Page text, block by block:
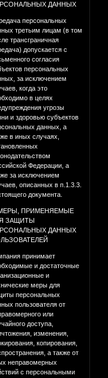
ДАННЫХ
персональных
третьим лицам (в том
трансграничная
допускается с
согласия
персональных
за исключением
когда это
в целях
угрозы
и здоровью субъектов
данных, а
в иных случаях,
Федерации, а
за исключением
описанных в п.1.3.3.
документа.
ПРИМЕНЯЕМЫЕ
ЗАЩИТЫ
ДАННЫХ
принимает
и достаточные
и
меры для
персональных
пользователя от
или
доступа,
изменения,
копирования,
а также от
неправомерных
с персональными